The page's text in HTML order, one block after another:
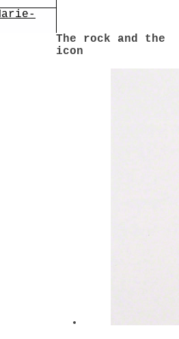
The rock and the
icon